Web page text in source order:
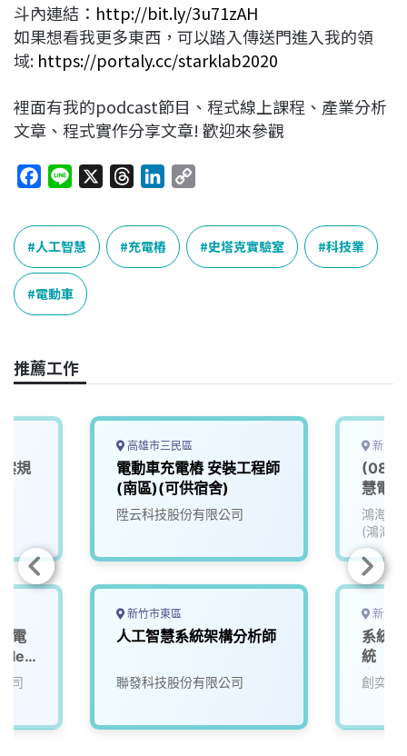
斗內連結： http://bit.ly/3u71zAH
如果想看我更多東西，可以踏入傳送門進入我的領
域: https://portaly.cc/starklab2020
裡面有我的podcast節目、程式線上課程、產業分析
文章、程式實作分享文章! 歡迎來參觀
c
e
b
o
o
n
e
r
e
a
n
k
e
p
y
L
人工智慧 充電樁 史塔克實驗室 科技業
電動車
推薦工作
規
電
司
高雄市三民區
電動車充電樁 安裝工程師
(南區)(可供宿舍)
陞云科技股份有限公司
新竹市東區
人工智慧系統架構分析師
聯發科技股份有限公司
新北
(08)
慧電
鴻海精
(鴻海)
新竹
系統
統（
充電
創奕能